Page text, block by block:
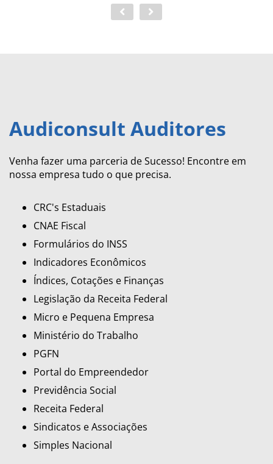
Audiconsult Auditores
Venha fazer uma parceria de Sucesso! Encontre em
nossa empresa tudo o que precisa.
CRC's Estaduais
CNAE Fiscal
Formulários do INSS
Indicadores Econômicos
Índices, Cotações e Finanças
Legislação da Receita Federal
Micro e Pequena Empresa
Ministério do Trabalho
PGFN
Portal do Empreendedor
Previdência Social
Receita Federal
Sindicatos e Associações
Simples Nacional